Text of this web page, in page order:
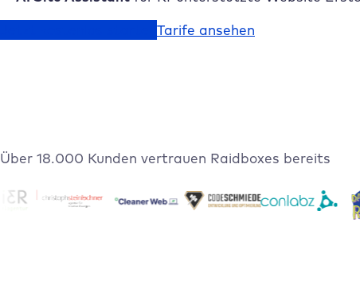
Tarife ansehen
Über 18.000 Kunden vertrauen Raidboxes bereits